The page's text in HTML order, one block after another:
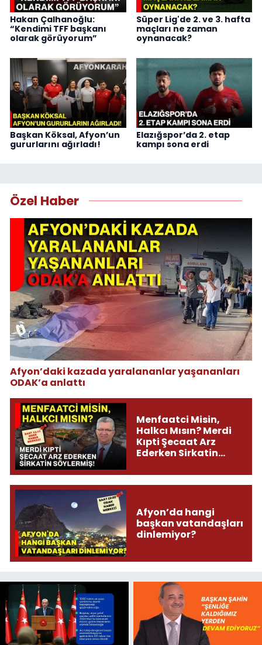
Hakan Çalhanoğlu:
“Kendimi TFF başkanı
olarak görüyorum”
Süper Lig'de 2. ve 3. hafta
maçları ne zaman
oynanacak?
Başkan Köksal, Afyon’un
gururlarını ağırladı!
Elazığspor’da 2. etap
kampı sona erdi
Özel Haber
Afyon’daki kazada yaralananlar yaşananları
ODAK’a anlattı
Menfaatci Misin,
Halkcı Mısın? Merdi
Kıpti Şecaat Arz
Ederken Sirkatin
Afyon’da hangi
başkan vatandaşları
dinlemiyor?